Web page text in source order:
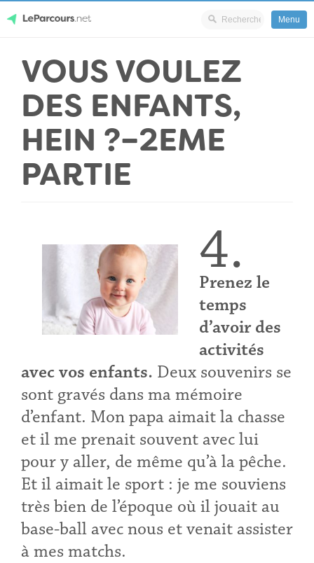
content
LeParcours.net
Menu
VOUS VOULEZ
DES ENFANTS,
HEIN ?–2EME
PARTIE
4.
Prenez le
temps
d’avoir des
activités
avec vos enfants. Deux souvenirs se
sont gravés dans ma mémoire
d’enfant. Mon papa aimait la chasse
et il me prenait souvent avec lui
pour y aller, de même qu’à la pêche.
Et il aimait le sport : je me souviens
très bien de l’époque où il jouait au
base-ball avec nous et venait assister
à mes matchs.